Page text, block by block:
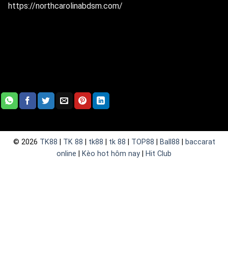
https://northcarolinabdsm.com/
© 2026 TK88 TK 88 tk88 tk 88 TOP88 Ball88
baccarat
online
Kèo hot hôm nay Hit Club